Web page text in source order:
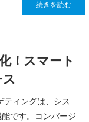
続きを読む
！スマート
ティングは、シス
です。コンバージ